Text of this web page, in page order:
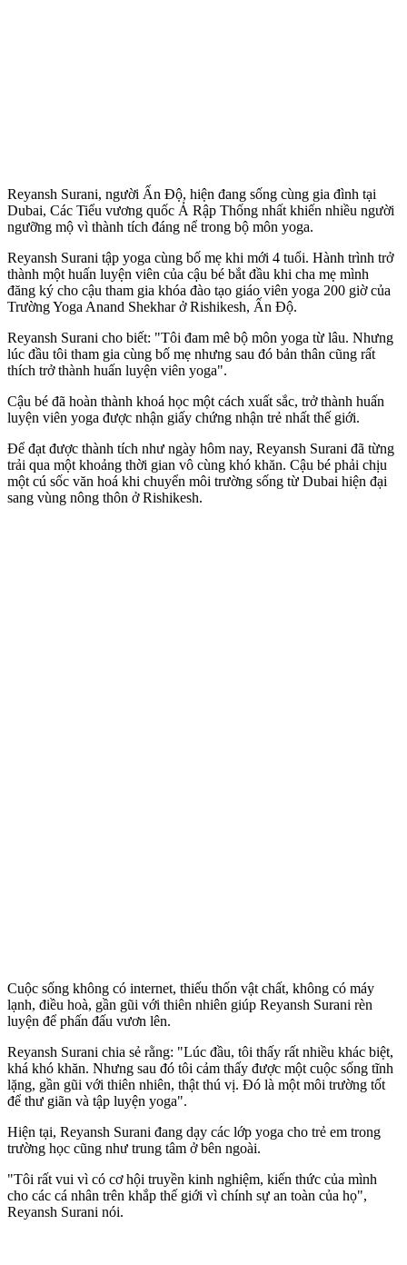
Reyansh Surani, người Ấn Độ, hiện đang sống cùng gia đình tại
Dubai, Các Tiểu vương quốc Ả Rập Thống nhất khiến nhiều người
ngưỡng mộ vì thành tích đáng nể trong bộ môn yoga.
Reyansh Surani tập yoga cùng bố mẹ khi mới 4 tuổi. Hành trình trở
thành một huấn luyện viên của cậu bé bắt đầu khi cha mẹ mình
đăng ký cho cậu tham gia khóa đào tạo giáo viên yoga 200 giờ của
Trường Yoga Anand Shekhar ở Rishikesh, Ấn Độ.
Reyansh Surani cho biết: "Tôi đam mê bộ môn yoga từ lâu. Nhưng
lúc đầu tôi tham gia cùng bố mẹ nhưng sau đó bản thân cũng rất
thích trở thành huấn luyện viên yoga".
Cậu bé đã hoàn thành khoá học một cách xuất sắc, trở thành huấn
luyện viên yoga được nhận giấy chứng nhận trẻ nhất thế giới.
Để đạt được thành tích như ngày hôm nay, Reyansh Surani đã từng
trải qua một khoảng thời gian vô cùng khó khăn. Cậu bé phải chịu
một cú sốc văn hoá khi chuyển môi trường sống từ Dubai hiện đại
sang vùng nông thôn ở Rishikesh.
Cuộc sống không có internet, thiếu thốn vật chất, không có máy
lạnh, điều hoà, gần gũi với thiên nhiên giúp Reyansh Surani rèn
luyện để phấn đấu vươn lên.
Reyansh Surani chia sẻ rằng: "Lúc đầu, tôi thấy rất nhiều khác biệt,
khá khó khăn. Nhưng sau đó tôi cảm thấy được một cuộc sống tĩnh
lặng, gần gũi với thiên nhiên, thật thú vị. Đó là một môi trường tốt
để thư giãn và tập luyện yoga".
Hiện tại, Reyansh Surani đang dạy các lớp yoga cho trẻ em trong
trường học cũng như trung tâm ở bên ngoài.
"Tôi rất vui vì có cơ hội truyền kinh nghiệm, kiến thức của mình
cho các cá nhân trên khắp thế giới vì chính sự an toàn của họ",
Reyansh Surani nói.